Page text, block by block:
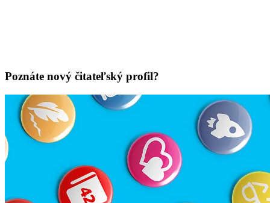
Poznáte nový čitateľský profil?